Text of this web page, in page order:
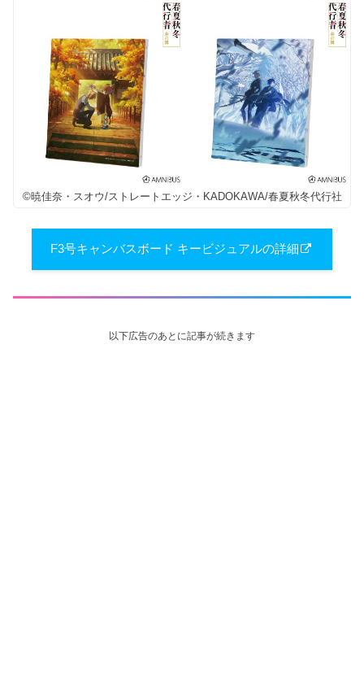
©暁佳奈・スオウ/ストレートエッジ・KADOKAWA/春夏秋冬代行社
F3号キャンバスボード キービジュアルの詳細
以下広告のあとに記事が続きます